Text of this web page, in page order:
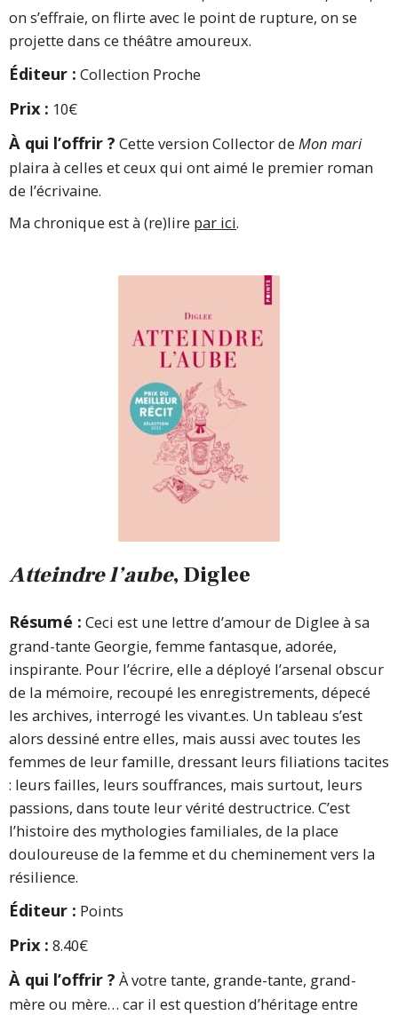
on s’effraie, on flirte avec le point de rupture, on se
projette dans ce théâtre amoureux.
Éditeur : Collection Proche
Prix : 10€
À qui l’offrir ? Cette version Collector de Mon mari
plaira à celles et ceux qui ont aimé le premier roman
de l’écrivaine.
Ma chronique est à (re)lire par ici.
Atteindre l’aube, Diglee
Résumé : Ceci est une lettre d’amour de Diglee à sa
grand-tante Georgie, femme fantasque, adorée,
inspirante. Pour l’écrire, elle a déployé l’arsenal obscur
de la mémoire, recoupé les enregistrements, dépecé
les archives, interrogé les vivant.es. Un tableau s’est
alors dessiné entre elles, mais aussi avec toutes les
femmes de leur famille, dressant leurs filiations tacites
: leurs failles, leurs souffrances, mais surtout, leurs
passions, dans toute leur vérité destructrice. C’est
l’histoire des mythologies familiales, de la place
douloureuse de la femme et du cheminement vers la
résilience.
Éditeur : Points
Prix : 8.40€
À qui l’offrir ? À votre tante, grande-tante, grand-
mère ou mère… car il est question d’héritage entre